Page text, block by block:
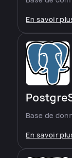
En savoir
Base de
En savoir